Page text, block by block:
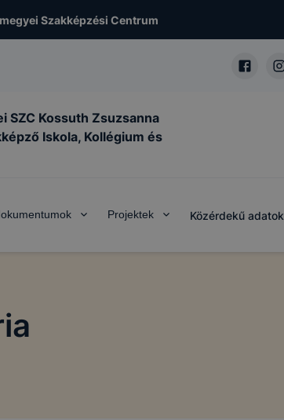
Szakképzési Centrum
SZC Kossuth Zsuzsanna
Iskola, Kollégium és
Projektek Közérdekű adatok